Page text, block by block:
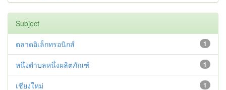
Subject
1
ตลาดอิเล็กทรอนิกส์
1
หนึ่งตำบลหนึ่งผลิตภัณฑ์
1
เชียงใหม่